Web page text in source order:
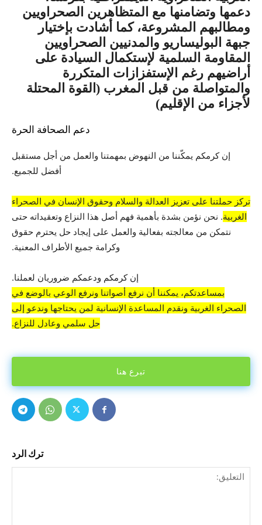
دعمها وتضامنها مع المتظاهرين الصحراويين
ومطالبهم المشروعة، كما أشادت بإختيار
جبهة البوليساريو والمدنيين الصحراويين
المقاومة السلمية لإستكمال السيادة على
أراضيهم رغم الإستفزازات المتكررة
والمتواصلة من قبل المغرب (القوة المحتلة
لأجزاء من الإقليم)
دعم الصحافة الحرة
إن كرمكم يمكّننا من النهوض بمهمتنا والعمل من أجل مستقبل
أفضل للجميع.
تركز حملتنا على تعزيز العدالة والسلام وحقوق الإنسان في الصحراء
الغربية. نحن نؤمن بشدة بأهمية فهم أصل هذا النزاع وتعقيداته حتى
نتمكن من معالجته بفعالية والعمل على إيجاد حل يحترم حقوق
وكرامة جميع الأطراف المعنية.
إن كرمكم ودعمكم ضروريان لعملنا.
بمساعدتكم، يمكننا أن نرفع أصواتنا ونرفع الوعي بالوضع في
الصحراء الغربية ونقدم المساعدة الإنسانية لمن يحتاجها وندعو إلى
حل سلمي وعادل للنزاع.
تبرع هنا
ترك الرد